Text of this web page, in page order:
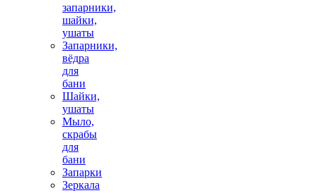
запарники,
шайки,
ушаты
Запарники,
вёдра
для
бани
Шайки,
ушаты
Мыло,
скрабы
для
бани
Запарки
Зеркала